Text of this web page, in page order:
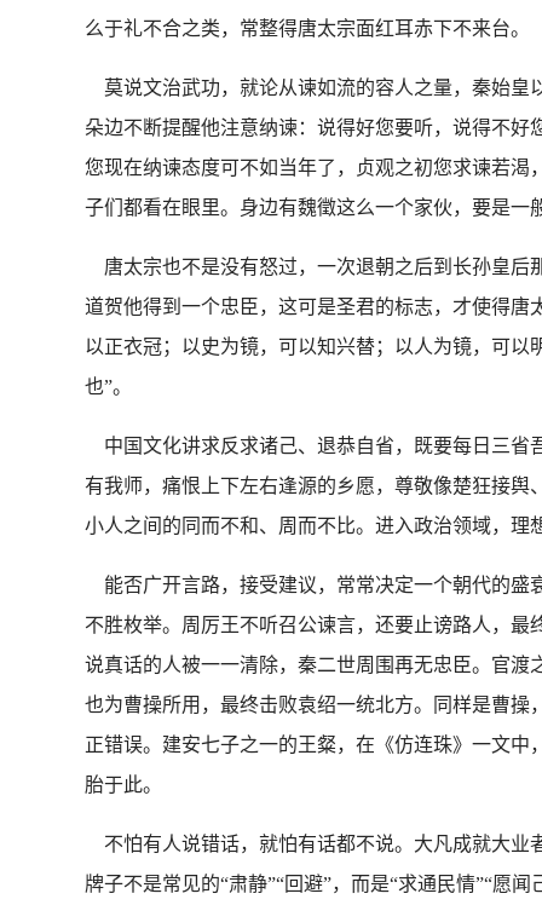
么于礼不合之类，常整得唐太宗面红耳赤下不来台。
莫说文治武功，就论从谏如流的容人之量，秦始皇
朵边不断提醒他注意纳谏：说得好您要听，说得不
您现在纳谏态度可不如当年了，贞观之初您求谏若
子们都看在眼里。身边有魏徵这么一个家伙，要是一
唐太宗也不是没有怒过，一次退朝之后到长孙皇后
道贺他得到一个忠臣，这可是圣君的标志，才使得
以正衣冠；以史为镜，可以知兴替；以人为镜，可
也”。
中国文化讲求反求诸己、退恭自省，既要每日三省
有我师，痛恨上下左右逢源的乡愿，尊敬像楚狂接
小人之间的同而不和、周而不比。进入政治领域，理
能否广开言路，接受建议，常常决定一个朝代的盛
不胜枚举。周厉王不听召公谏言，还要止谤路人，
说真话的人被一一清除，秦二世周围再无忠臣。官
也为曹操所用，最终击败袁绍一统北方。同样是曹
正错误。建安七子之一的王粲，在《仿连珠》一文中
胎于此。
不怕有人说错话，就怕有话都不说。大凡成就大业
牌子不是常见的“肃静”“回避”，而是“求通民情”“愿